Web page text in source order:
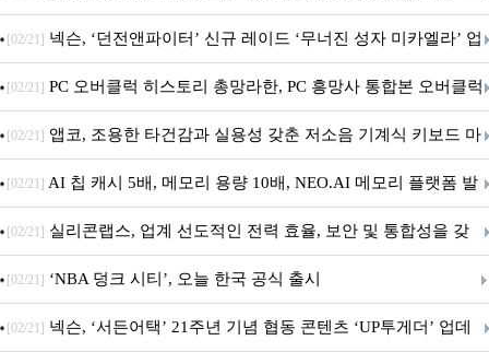
음.ZIP' 이벤트 진행
[02/21] 넥슨, ‘던전앤파이터’ 신규 레이드 ‘무너진 성자 미카엘라’ 업
데이트!
[02/21] PC 오버클럭 히스토리 총망라한, PC 흥망사 통합본 오버클럭
특집(1-4편)
[02/21] 앱코, 조용한 타건감과 실용성 갖춘 저소음 기계식 키보드 마
우스 세트 'KM580' 출시
[02/21] AI 칩 캐시 5배, 메모리 용량 10배, NEO.AI 메모리 플랫폼 발
표
[02/21] 실리콘랩스, 업계 선도적인 전력 효율, 보안 및 통합성을 갖
춘 초저전력 블루투스 LE SoC ‘BG2B’ 공개
[02/21] ‘NBA 덩크 시티’, 오늘 한국 공식 출시
[02/21] 넥슨, ‘서든어택’ 21주년 기념 협동 콘텐츠 ‘UP투게더’ 업데